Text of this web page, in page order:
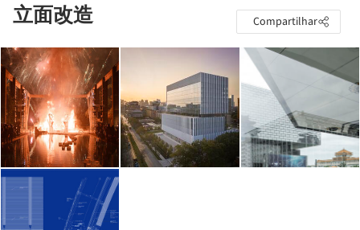
立面改造 Compartilhar